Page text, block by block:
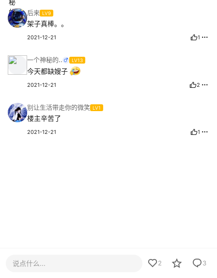
后来 LV9
架子真棒。。
2021-12-21 1
一个神秘的.. LV13
今天都缺嫂子
2021-12-21 2
别让生活带走你的微笑 LV1
楼主辛苦了
2021-12-21 1
说点什么... 2 3